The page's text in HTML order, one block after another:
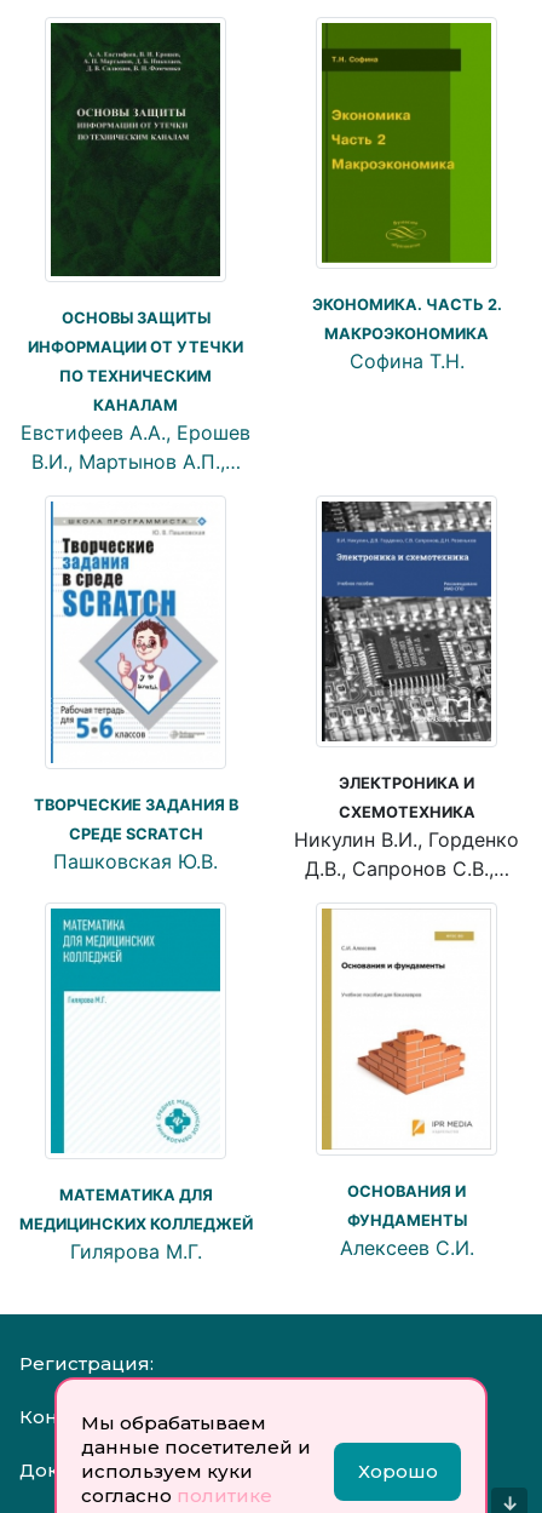
Мы обрабатываем
данные посетителей и
используем куки
согласно политике
Хорошо
ОСНОВЫ ЗАЩИТЫ
ИНФОРМАЦИИ ОТ УТЕЧКИ
ПО ТЕХНИЧЕСКИМ
КАНАЛАМ
Евстифеев А.А., Ерошев
В.И., Мартынов А.П.,…
ЭКОНОМИКА. ЧАСТЬ 2.
МАКРОЭКОНОМИКА
Софина Т.Н.
ТВОРЧЕСКИЕ ЗАДАНИЯ В
СРЕДЕ SCRATCH
Пашковская Ю.В.
ЭЛЕКТРОНИКА И
СХЕМОТЕХНИКА
Никулин В.И., Горденко
Д.В., Сапронов С.В.,…
МАТЕМАТИКА ДЛЯ
МЕДИЦИНСКИХ КОЛЛЕДЖЕЙ
Гилярова М.Г.
ОСНОВАНИЯ И
ФУНДАМЕНТЫ
Алексеев С.И.
Регистрация:
Контакты:
Документы:
↓